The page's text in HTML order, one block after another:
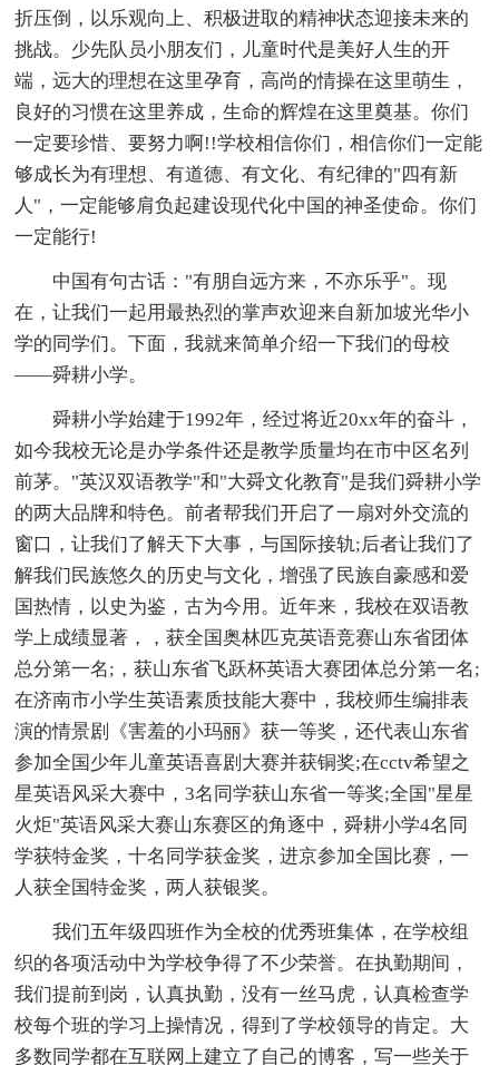
折压倒，以乐观向上、积极进取的精神状态迎接未来的
挑战。少先队员小朋友们，儿童时代是美好人生的开
端，远大的理想在这里孕育，高尚的情操在这里萌生，
良好的习惯在这里养成，生命的辉煌在这里奠基。你们
一定要珍惜、要努力啊!!学校相信你们，相信你们一定能
够成长为有理想、有道德、有文化、有纪律的"四有新
人"，一定能够肩负起建设现代化中国的神圣使命。你们
一定能行!
中国有句古话："有朋自远方来，不亦乐乎"。现
在，让我们一起用最热烈的掌声欢迎来自新加坡光华小
学的同学们。下面，我就来简单介绍一下我们的母校
——舜耕小学。
舜耕小学始建于1992年，经过将近20xx年的奋斗，
如今我校无论是办学条件还是教学质量均在市中区名列
前茅。"英汉双语教学"和"大舜文化教育"是我们舜耕小学
的两大品牌和特色。前者帮我们开启了一扇对外交流的
窗口，让我们了解天下大事，与国际接轨;后者让我们了
解我们民族悠久的历史与文化，增强了民族自豪感和爱
国热情，以史为鉴，古为今用。近年来，我校在双语教
学上成绩显著，，获全国奥林匹克英语竞赛山东省团体
总分第一名;，获山东省飞跃杯英语大赛团体总分第一名;
在济南市小学生英语素质技能大赛中，我校师生编排表
演的情景剧《害羞的小玛丽》获一等奖，还代表山东省
参加全国少年儿童英语喜剧大赛并获铜奖;在cctv希望之
星英语风采大赛中，3名同学获山东省一等奖;全国"星星
火炬"英语风采大赛山东赛区的角逐中，舜耕小学4名同
学获特金奖，十名同学获金奖，进京参加全国比赛，一
人获全国特金奖，两人获银奖。
我们五年级四班作为全校的优秀班集体，在学校组
织的各项活动中为学校争得了不少荣誉。在执勤期间，
我们提前到岗，认真执勤，没有一丝马虎，认真检查学
校每个班的学习上操情况，得到了学校领导的肯定。大
多数同学都在互联网上建立了自己的博客，写一些关于